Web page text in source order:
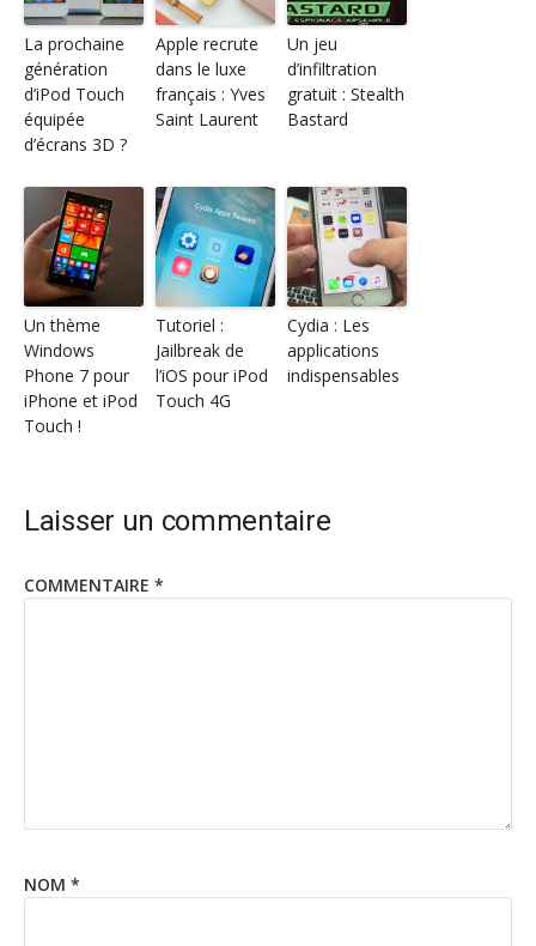
La prochaine
génération
d’iPod Touch
équipée
d’écrans 3D ?
Apple recrute
dans le luxe
français : Yves
Saint Laurent
Un jeu
d’infiltration
gratuit : Stealth
Bastard
Un thème
Windows
Phone 7 pour
iPhone et iPod
Touch !
Tutoriel :
Jailbreak de
l’iOS pour iPod
Touch 4G
Cydia : Les
applications
indispensables
Laisser un commentaire
COMMENTAIRE *
NOM *